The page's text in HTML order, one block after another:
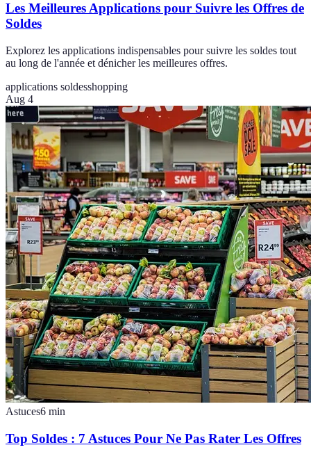
Les Meilleures Applications pour Suivre les Offres de
Soldes
Explorez les applications indispensables pour suivre les soldes tout
au long de l'année et dénicher les meilleures offres.
applications soldesshopping
Aug 4
Astuces6 min
Top Soldes : 7 Astuces Pour Ne Pas Rater Les Offres